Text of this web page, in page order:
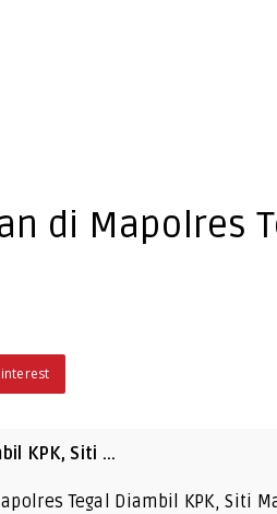
di Mapolres
KPK, Siti ...
Tegal Diambil KPK, Siti